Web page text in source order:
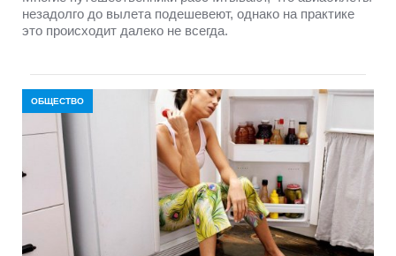
незадолго до вылета подешевеют, однако на практике
это происходит далеко не всегда.
ОБЩЕСТВО